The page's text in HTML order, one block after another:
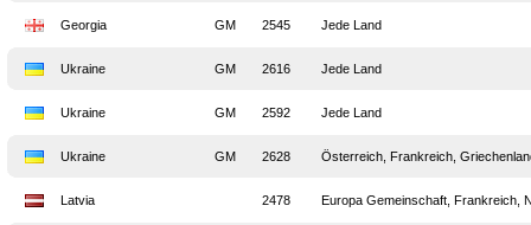
Georgia GM 2545 Jede Land
Ukraine GM 2616 Jede Land
Ukraine GM 2592 Jede Land
Ukraine GM 2628 Österreich, Frankreich,
Latvia 2478 Europa Gemeinschaft, Frankreich,